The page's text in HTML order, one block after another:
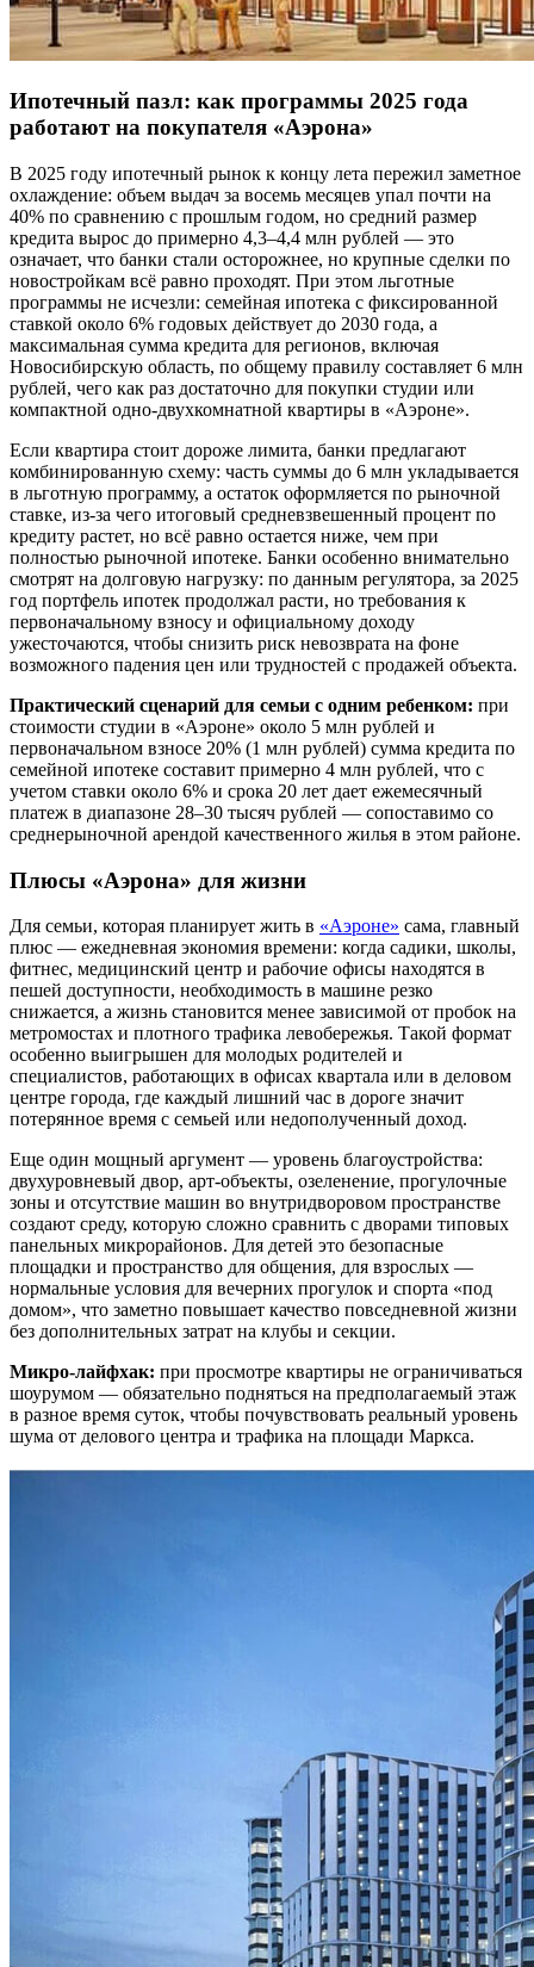
Ипотечный пазл: как программы 2025 года
работают на покупателя «Аэрона»
В 2025 году ипотечный рынок к концу лета пережил заметное
охлаждение: объем выдач за восемь месяцев упал почти на
40% по сравнению с прошлым годом, но средний размер
кредита вырос до примерно 4,3–4,4 млн рублей — это
означает, что банки стали осторожнее, но крупные сделки по
новостройкам всё равно проходят. При этом льготные
программы не исчезли: семейная ипотека с фиксированной
ставкой около 6% годовых действует до 2030 года, а
максимальная сумма кредита для регионов, включая
Новосибирскую область, по общему правилу составляет 6 млн
рублей, чего как раз достаточно для покупки студии или
компактной одно-двухкомнатной квартиры в «Аэроне».
Если квартира стоит дороже лимита, банки предлагают
комбинированную схему: часть суммы до 6 млн укладывается
в льготную программу, а остаток оформляется по рыночной
ставке, из-за чего итоговый средневзвешенный процент по
кредиту растет, но всё равно остается ниже, чем при
полностью рыночной ипотеке. Банки особенно внимательно
смотрят на долговую нагрузку: по данным регулятора, за 2025
год портфель ипотек продолжал расти, но требования к
первоначальному взносу и официальному доходу
ужесточаются, чтобы снизить риск невозврата на фоне
возможного падения цен или трудностей с продажей объекта.
Практический сценарий для семьи с одним ребенком: при
стоимости студии в «Аэроне» около 5 млн рублей и
первоначальном взносе 20% (1 млн рублей) сумма кредита по
семейной ипотеке составит примерно 4 млн рублей, что с
учетом ставки около 6% и срока 20 лет дает ежемесячный
платеж в диапазоне 28–30 тысяч рублей — сопоставимо со
среднерыночной арендой качественного жилья в этом районе.
Плюсы «Аэрона» для жизни
Для семьи, которая планирует жить в «Аэроне» сама, главный
плюс — ежедневная экономия времени: когда садики, школы,
фитнес, медицинский центр и рабочие офисы находятся в
пешей доступности, необходимость в машине резко
снижается, а жизнь становится менее зависимой от пробок на
метромостах и плотного трафика левобережья. Такой формат
особенно выигрышен для молодых родителей и
специалистов, работающих в офисах квартала или в деловом
центре города, где каждый лишний час в дороге значит
потерянное время с семьей или недополученный доход.
Еще один мощный аргумент — уровень благоустройства:
двухуровневый двор, арт-объекты, озеленение, прогулочные
зоны и отсутствие машин во внутридворовом пространстве
создают среду, которую сложно сравнить с дворами типовых
панельных микрорайонов. Для детей это безопасные
площадки и пространство для общения, для взрослых —
нормальные условия для вечерних прогулок и спорта «под
домом», что заметно повышает качество повседневной жизни
без дополнительных затрат на клубы и секции.
Микро-лайфхак: при просмотре квартиры не ограничиваться
шоурумом — обязательно подняться на предполагаемый этаж
в разное время суток, чтобы почувствовать реальный уровень
шума от делового центра и трафика на площади Маркса.